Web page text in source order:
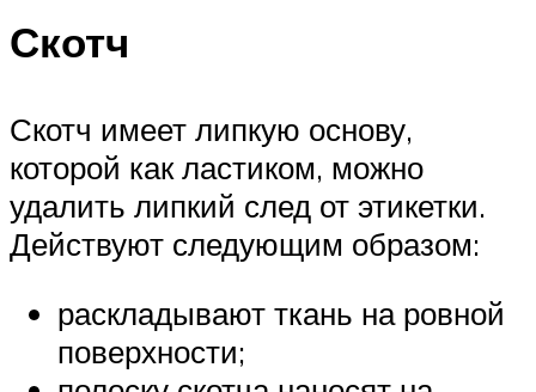
Скотч
Скотч имеет липкую основу,
которой как ластиком, можно
удалить липкий след от этикетки.
Действуют следующим образом:
раскладывают ткань на ровной
поверхности;